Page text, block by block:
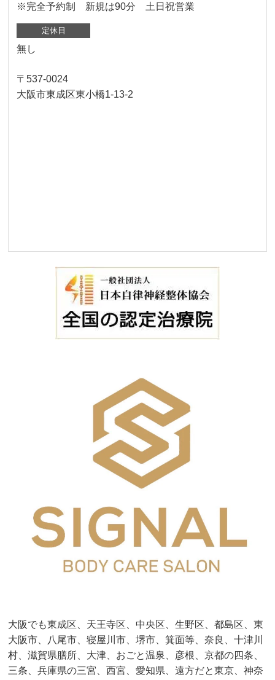
※完全予約制 新規は90分 土日祝営業
定休日
無し
〒537-0024
大阪市東成区東小橋1-13-2
大阪でも東成区、天王寺区、中央区、生野区、都島区、東
大阪市、八尾市、寝屋川市、堺市、箕面等、奈良、十津川
村、滋賀県膳所、大津、おごと温泉、彦根、京都の四条、
三条、兵庫県の三宮、西宮、愛知県、遠方だと東京、神奈